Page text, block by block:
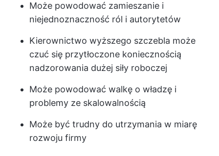
Może powodować zamieszanie i
niejednoznaczność ról i autorytetów
Kierownictwo wyższego szczebla może
czuć się przytłoczone koniecznością
nadzorowania dużej siły roboczej
Może powodować walkę o władzę i
problemy ze skalowalnością
Może być trudny do utrzymania w miarę
rozwoju firmy